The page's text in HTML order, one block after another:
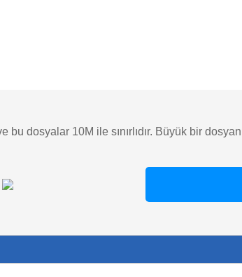
bu dosyalar 10M ile sınırlıdır. Büyük bir